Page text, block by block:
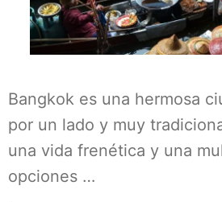
Bangkok es una hermosa
por un lado y muy
una vida frenética y una
opciones …